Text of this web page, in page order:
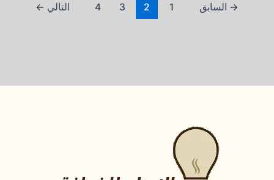
→ السابق 1
2
3
4 التالي ←